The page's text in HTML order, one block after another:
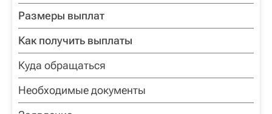
Размеры выплат
Как получить выплаты
Куда обращаться
Необходимые документы